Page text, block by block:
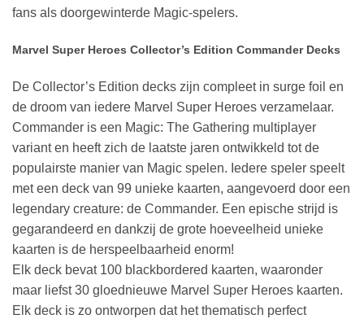
fans als doorgewinterde Magic-spelers.
Marvel Super Heroes Collector’s Edition Commander Decks
De Collector’s Edition decks zijn compleet in surge foil en
de droom van iedere Marvel Super Heroes verzamelaar.
Commander is een Magic: The Gathering multiplayer
variant en heeft zich de laatste jaren ontwikkeld tot de
populairste manier van Magic spelen. Iedere speler speelt
met een deck van 99 unieke kaarten, aangevoerd door een
legendary creature: de Commander. Een epische strijd is
gegarandeerd en dankzij de grote hoeveelheid unieke
kaarten is de herspeelbaarheid enorm!
Elk deck bevat 100 blackbordered kaarten, waaronder
maar liefst 30 gloednieuwe Marvel Super Heroes kaarten.
Elk deck is zo ontworpen dat het thematisch perfect